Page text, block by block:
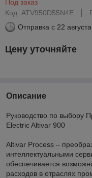
Под заказ
Код: ATV950D55N4E
Отправка с 22
Цену уточняйте
Описание
Руководство по выбору
Electric Altivar 900
Altivar Process –
интеллектуальными
обеспечивается
расходов в отраслях